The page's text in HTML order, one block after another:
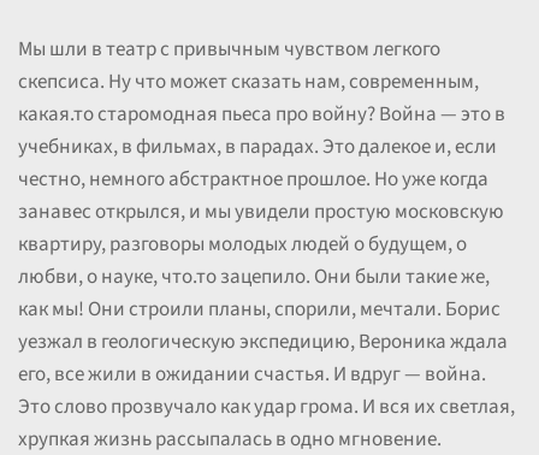
Мы шли в театр с привычным чувством легкого
скепсиса. Ну что может сказать нам, современным,
какая.то старомодная пьеса про войну? Война — это в
учебниках, в фильмах, в парадах. Это далекое и, если
честно, немного абстрактное прошлое. Но уже когда
занавес открылся, и мы увидели простую московскую
квартиру, разговоры молодых людей о будущем, о
любви, о науке, что.то зацепило. Они были такие же,
как мы! Они строили планы, спорили, мечтали. Борис
уезжал в геологическую экспедицию, Вероника ждала
его, все жили в ожидании счастья. И вдруг — война.
Это слово прозвучало как удар грома. И вся их светлая,
хрупкая жизнь рассыпалась в одно мгновение.